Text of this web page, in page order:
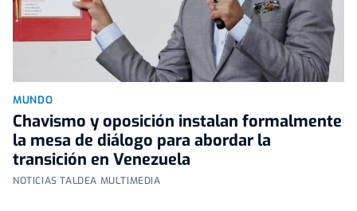
MUNDO
Chavismo y oposición instalan formalmente
la mesa de diálogo para abordar la
transición en Venezuela
NOTICIAS TALDEA MULTIMEDIA